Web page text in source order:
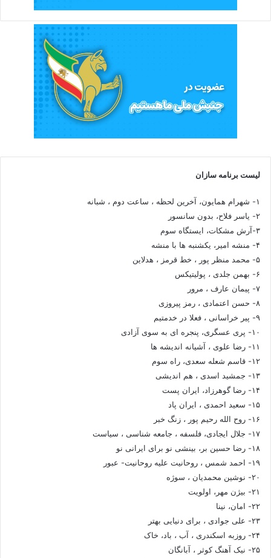
لیست برنامه سازان
۱- شهرام همایون، آخرین لحظه ، ساعت دوم ، شبانه
۲- یاسر فلاح، بدون سانسور
۳-آرش مشکات، ایستگاه سوم
۴- منشه امیر، یکشنبه ها با منشه
۵- محمد منظر پور ، خط قرمز ، هدلاین
۶- بهمن جلدی ، پولیتیکس
۷- پیمان عارف ، مرور
۸- حسن اعتمادی ، رمز پیروزی
۹- پیر خراسانی ، فعلا در خدمتیم
۱۰- پری عسگری، پنجره ای به سوی آزادی
۱۱- رضا علوی ، آشیانه اندیشه ها
۱۲- قاسم شعله سعدی، راه سوم
۱۳- جمشید اسدی ، هم اندیشی
۱۴- رضا گوهرزاد، ایران پست
۱۵- سعید احمدی ، ایران پاد
۱۶- روح الله رحیم پور ، زنگ خبر
۱۷- جلال ایجادی، فلسفه ، جامعه شناسی ، سیاست
۱۸- رضا حسین بر، بینشی نو برای ایرانی نو
۱۹- احمد شمس ، روحانیت علیه روحانیت- عبور
۲۰- نوشین محمدیان ، سوژه
۲۱- بیژن مهر، اولویت
۲۲- امان، نینا
۲۳- علی جوادی ، برای دنیایی بهتر
۲۴- روزبه اسکندری ، آب ، باد، خاک
۲۵- نیک آهنگ کوثر ، آبانگان